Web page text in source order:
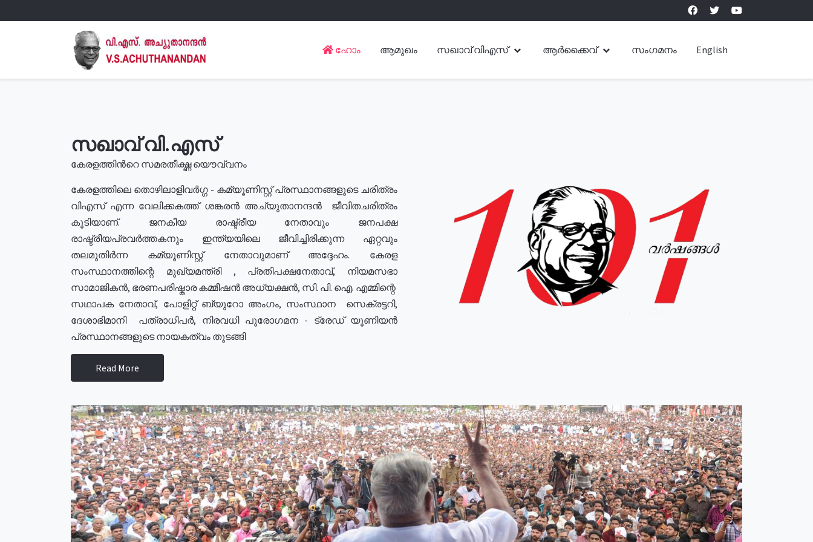
ഹോം ആമുഖം സഖാവ് വിഎസ് ആർക്കൈവ് സംഗമനം English
സഖാവ് വി.എസ്
കേരളത്തിൻറെ സമരതീക്ഷ്ണ യൌവ്വനം
കേരളത്തിലെ തൊഴിലാളിവർഗ്ഗ - കമ്യൂണിസ്റ്റ് പ്രസ്ഥാനങ്ങളുടെ ചരിത്രം
വിഎസ് എന്ന വേലിക്കകത്ത് ശങ്കരൻ അച്യുതാനന്ദൻ ജീവിതചരിത്രം
കൂടിയാണ്. ജനകീയ രാഷ്ട്രീയ നേതാവും ജനപക്ഷ
രാഷ്ട്രീയപ്രവർത്തകനും ഇന്ത്യയിലെ ജീവിച്ചിരിക്കുന്ന ഏറ്റവും
തലമുതിർന്ന കമ്യൂണിസ്റ്റ് നേതാവുമാണ് അദ്ദേഹം. കേരള
സംസ്ഥാനത്തിന്റെ മുഖ്യമന്ത്രി , പ്രതിപക്ഷനേതാവ്, നിയമസഭാ
സാമാജികൻ, ഭരണപരിഷ്കാര കമ്മീഷൻ അധ്യക്ഷൻ, സി. പി. ഐ. എമ്മിന്റെ
സഥാപക നേതാവ്, പോളിറ്റ് ബ്യുറോ അംഗം, സംസ്ഥാന സെക്രട്ടറി,
ദേശാഭിമാനി പത്രാധിപർ, നിരവധി പുരോഗമന - ട്രേഡ് യൂണിയൻ
പ്രസ്ഥാനങ്ങളുടെ നായകത്വം തുടങ്ങി
Read More